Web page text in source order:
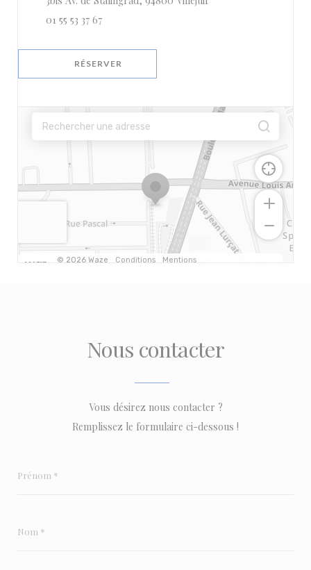
01 55 53 37 67
RÉSERVER
Nous contacter
Vous désirez nous contacter ?
Remplissez le formulaire ci-dessous !